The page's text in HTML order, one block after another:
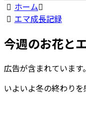
ホーム
エマ成長記録
今週のお花と
広告が含まれています。
いよいよ冬の終わり